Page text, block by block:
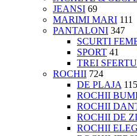
JEANSI 69
MARIMI MARI 111
PANTALONI 347
SCURTI
SPORT 41
TREI
ROCHII 724
DE PLAJA 115
ROCHII
ROCHII
ROCHII DE
ROCHII